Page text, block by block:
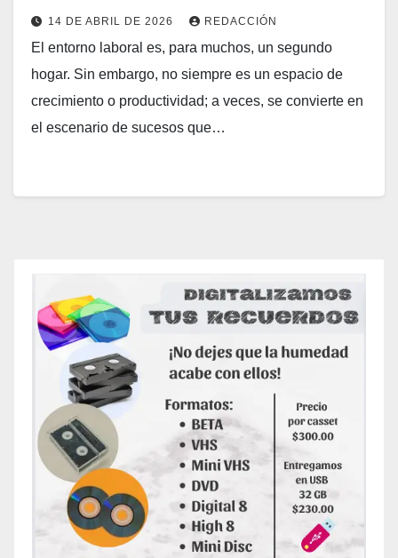
14 DE ABRIL DE 2026 REDACCIÓN
El entorno laboral es, para muchos, un segundo
hogar. Sin embargo, no siempre es un espacio de
crecimiento o productividad; a veces, se convierte en
el escenario de sucesos que…